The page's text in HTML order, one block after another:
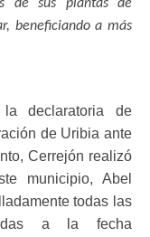
de sus plantas de
beneficiando a más
la declaratoria de
de Uribia ante
Cerrejón realizó
municipio, Abel
todas las
a la fecha